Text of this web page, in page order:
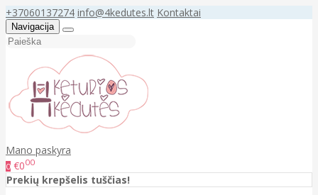
+37060137274 info@4kedutes.lt Kontaktai
Navigacija
Mano paskyra
0 €000
Prekių krepšelis tuščias!